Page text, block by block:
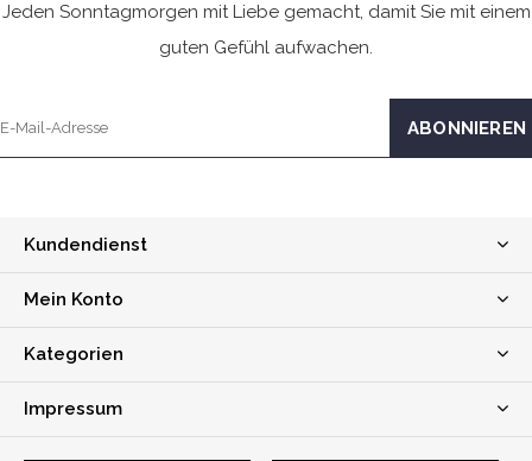
Jeden Sonntagmorgen mit Liebe gemacht, damit Sie mit einem
guten Gefühl aufwachen.
Kundendienst
Mein Konto
Kategorien
Impressum